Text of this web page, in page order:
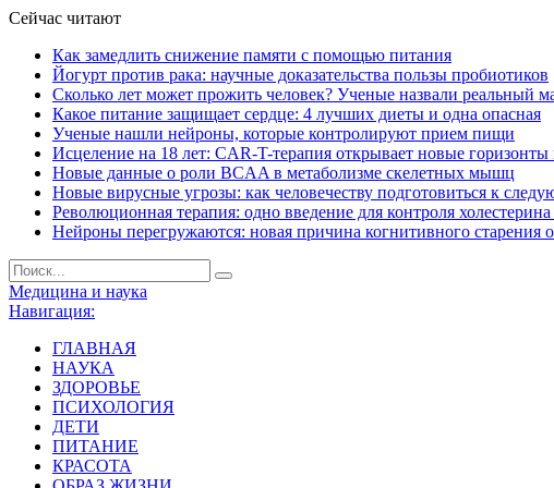
Сейчас читают
Как замедлить снижение памяти с помощью питания
Йогурт против рака: научные доказательства пользы пробиотиков
Сколько лет может прожить человек? Ученые назвали реальный
Какое питание защищает сердце: 4 лучших диеты и одна опасная
Ученые нашли нейроны, которые контролируют прием пищи
Исцеление на 18 лет: CAR-T-терапия открывает новые
Новые данные о роли BCAA в метаболизме скелетных мышц
Новые вирусные угрозы: как человечеству подготовиться к
Революционная терапия: одно введение для контроля
Нейроны перегружаются: новая причина когнитивного старения
Медицина и наука
Навигация:
ГЛАВНАЯ
НАУКА
ЗДОРОВЬЕ
ПСИХОЛОГИЯ
ДЕТИ
ПИТАНИЕ
КРАСОТА